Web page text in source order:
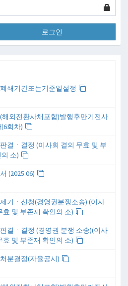
로그인
쇄기간또는기준일설정
해외전환사채포함)발행후만기전사
6회차)
결ㆍ결정 (이사회 결의 무효 및 부
소)
(2025.06)
기ㆍ신청(경영권분쟁소송) (이사
효 및 부존재 확인의 소)
결ㆍ결정 (경영권 분쟁 소송)(이사
효 및 부존재 확인의 소)
분결정(자율공시)